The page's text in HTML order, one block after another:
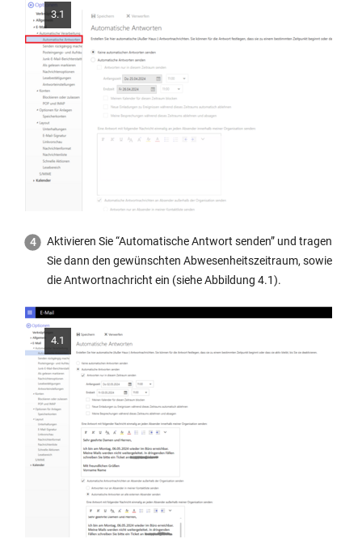
3.1
Aktivieren Sie “Automatische Antwort senden” und tragen
Sie dann den gewünschten Abwesenheitszeitraum, sowie
die Antwortnachricht ein (siehe Abbildung 4.1).
4.1